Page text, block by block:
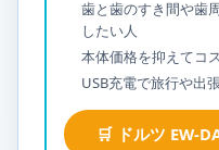
歯と歯のすき間や歯
したい人
本体価格を抑えてコ
USB充電で旅行や出
🛒 ドルツ EW-